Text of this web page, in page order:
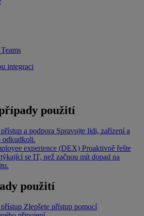
integraci
použití
a podpora Spravujte lidi, zařízení a
odkudkoli.
experience (DEX) Proaktivně řešte
se IT, než začnou mít dopad na
použití
Zlepšete přístup pomocí